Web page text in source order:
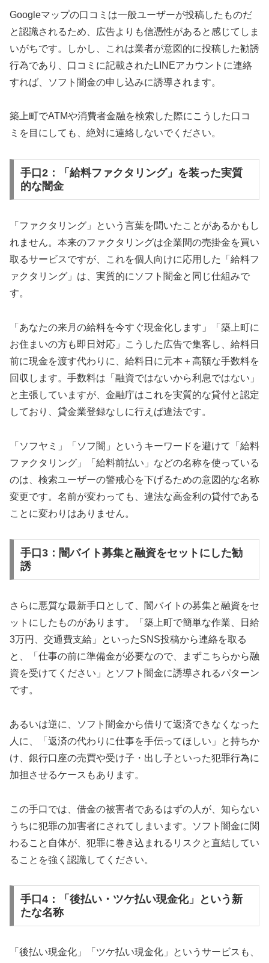
Googleマップの口コミは一般ユーザーが投稿したものだ
と認識されるため、広告よりも信憑性があると感じてしま
いがちです。しかし、これは業者が意図的に投稿した勧誘
行為であり、口コミに記載されたLINEアカウントに連絡
すれば、ソフト闇金の申し込みに誘導されます。
築上町でATMや消費者金融を検索した際にこうした口コ
ミを目にしても、絶対に連絡しないでください。
手口2：「給料ファクタリング」を装った実質
的な闇金
「ファクタリング」という言葉を聞いたことがあるかもし
れません。本来のファクタリングは企業間の売掛金を買い
取るサービスですが、これを個人向けに応用した「給料フ
ァクタリング」は、実質的にソフト闇金と同じ仕組みで
す。
「あなたの来月の給料を今すぐ現金化します」「築上町に
お住まいの方も即日対応」こうした広告で集客し、給料日
前に現金を渡す代わりに、給料日に元本＋高額な手数料を
回収します。手数料は「融資ではないから利息ではない」
と主張していますが、金融庁はこれを実質的な貸付と認定
しており、貸金業登録なしに行えば違法です。
「ソフヤミ」「ソフ闇」というキーワードを避けて「給料
ファクタリング」「給料前払い」などの名称を使っている
のは、検索ユーザーの警戒心を下げるための意図的な名称
変更です。名前が変わっても、違法な高金利の貸付である
ことに変わりはありません。
手口3：闇バイト募集と融資をセットにした勧
誘
さらに悪質な最新手口として、闇バイトの募集と融資をセ
ットにしたものがあります。「築上町で簡単な作業、日給
3万円、交通費支給」といったSNS投稿から連絡を取る
と、「仕事の前に準備金が必要なので、まずこちらから融
資を受けてください」とソフト闇金に誘導されるパターン
です。
あるいは逆に、ソフト闇金から借りて返済できなくなった
人に、「返済の代わりに仕事を手伝ってほしい」と持ちか
け、銀行口座の売買や受け子・出し子といった犯罪行為に
加担させるケースもあります。
この手口では、借金の被害者であるはずの人が、知らない
うちに犯罪の加害者にされてしまいます。ソフト闇金に関
わること自体が、犯罪に巻き込まれるリスクと直結してい
ることを強く認識してください。
手口4：「後払い・ツケ払い現金化」という新
たな名称
「後払い現金化」「ツケ払い現金化」というサービスも、